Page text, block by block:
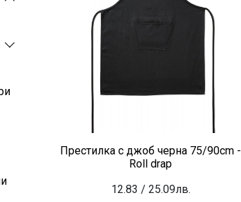
Престилка с джоб черна 75/90cm -
Roll drap
12.83 / 25.09лв.